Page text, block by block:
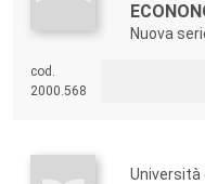
Nuova
cod.
2000.568
Università